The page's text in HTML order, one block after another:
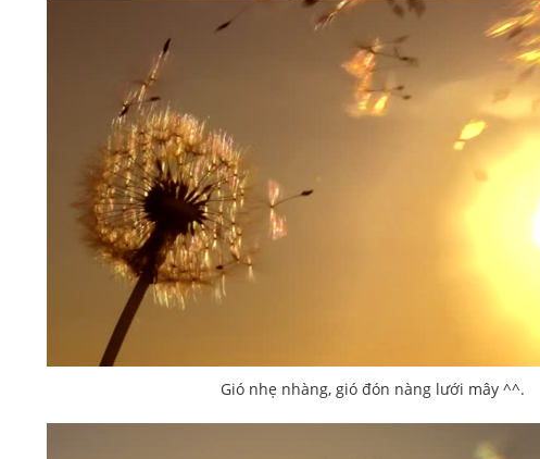
Gió nhẹ nhàng, gió đón nàng lưới mây ^^.